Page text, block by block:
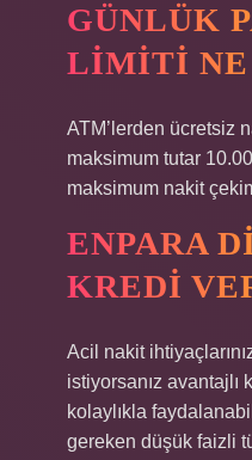
GÜNLÜK
LIMITI NE
ATM’lerden ücretsiz
maksimum tutar
maksimum nakit
ENPARA
KREDI
Acil nakit
istiyorsanız
kolaylıkla
gereken düşük faizli